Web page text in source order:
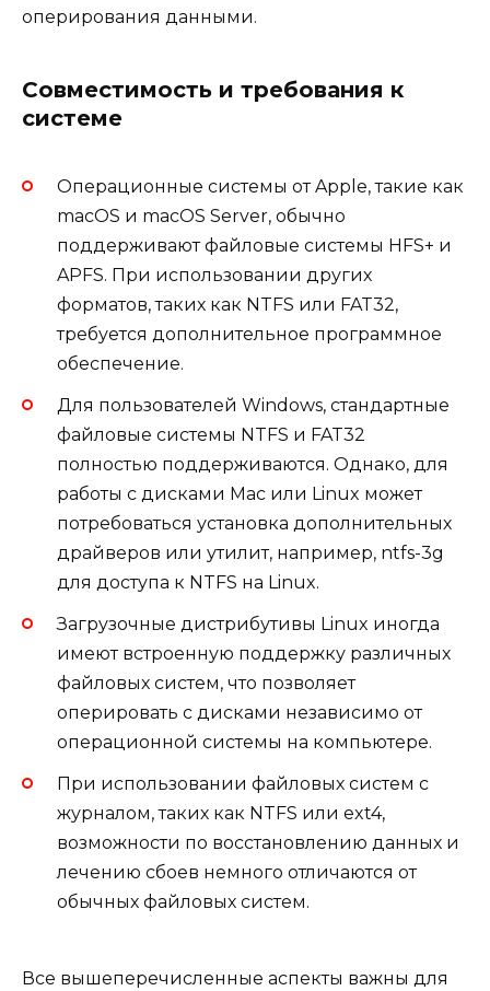
оперирования данными.
Совместимость и требования к
системе
Операционные системы от Apple, такие как
macOS и macOS Server, обычно
поддерживают файловые системы HFS+ и
APFS. При использовании других
форматов, таких как NTFS или FAT32,
требуется дополнительное программное
обеспечение.
Для пользователей Windows, стандартные
файловые системы NTFS и FAT32
полностью поддерживаются. Однако, для
работы с дисками Mac или Linux может
потребоваться установка дополнительных
драйверов или утилит, например, ntfs-3g
для доступа к NTFS на Linux.
Загрузочные дистрибутивы Linux иногда
имеют встроенную поддержку различных
файловых систем, что позволяет
оперировать с дисками независимо от
операционной системы на компьютере.
При использовании файловых систем с
журналом, таких как NTFS или ext4,
возможности по восстановлению данных и
лечению сбоев немного отличаются от
обычных файловых систем.
Все вышеперечисленные аспекты важны для